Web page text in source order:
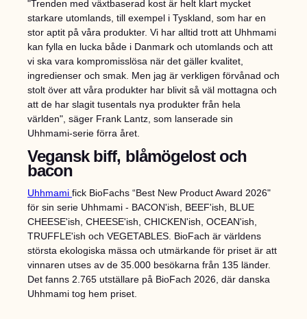
"Trenden med växtbaserad kost är helt klart mycket
starkare utomlands, till exempel i Tyskland, som har en
stor aptit på våra produkter. Vi har alltid trott att Uhhmami
kan fylla en lucka både i Danmark och utomlands och att
vi ska vara kompromisslösa när det gäller kvalitet,
ingredienser och smak. Men jag är verkligen förvånad och
stolt över att våra produkter har blivit så väl mottagna och
att de har slagit tusentals nya produkter från hela
världen", säger Frank Lantz, som lanserade sin
Uhhmami-serie förra året.
Vegansk biff, blåmögelost och
bacon
Uhhmami fick BioFachs “Best New Product Award 2026"
för sin serie Uhhmami - BACON'ish, BEEF'ish, BLUE
CHEESE'ish, CHEESE'ish, CHICKEN'ish, OCEAN'ish,
TRUFFLE'ish och VEGETABLES. BioFach är världens
största ekologiska mässa och utmärkande för priset är att
vinnaren utses av de 35.000 besökarna från 135 länder.
Det fanns 2.765 utställare på BioFach 2026, där danska
Uhhmami tog hem priset.